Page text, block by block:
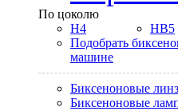
По цоколю
H4
HB5
Подобрать
машине
Биксеноновые
Биксеноновые